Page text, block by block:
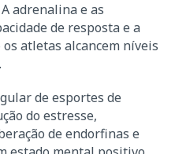
A adrenalina e as
de resposta e a
atletas alcancem níveis
de esportes de
do estresse,
de endorfinas e